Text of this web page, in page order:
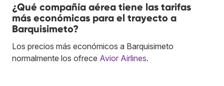
¿Qué compañía aérea tiene las tarifas
más económicas para el trayecto a
Barquisimeto?
Los precios más económicos a Barquisimeto
normalmente los ofrece Avior Airlines.